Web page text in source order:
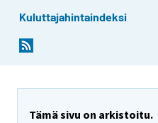
Kuluttajahintaindeksi
Tämä sivu on arkistoitu.